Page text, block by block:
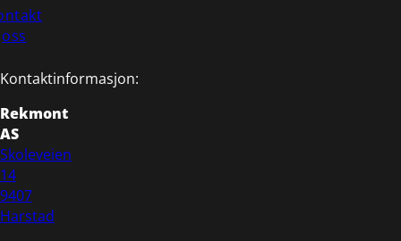
oss
Kontaktinformasjon:
Rekmont
AS
Skoleveien
14
9407
Harstad